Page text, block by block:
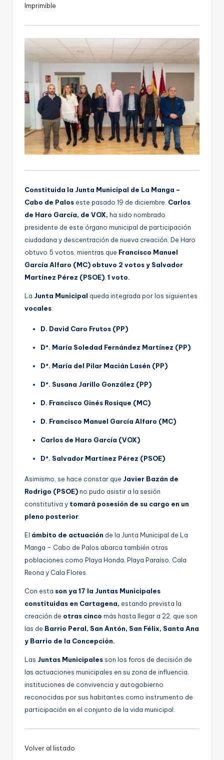
Imprimible
Constituida la Junta Municipal de La Manga –
Cabo de Palos este pasado 19 de diciembre. Carlos
de Haro García, de VOX, ha sido nombrado
presidente de este órgano municipal de participación
ciudadana y descentración de nueva creación. De Haro
obtuvo 5 votos, mientras que Francisco Manuel
García Alfaro (MC) obtuvo 2 votos y Salvador
Martínez Pérez (PSOE) 1 voto.
La Junta Municipal queda integrada por los siguientes
vocales:
D. David Caro Frutos (PP)
Dª. María Soledad Fernández Martínez (PP)
Dª. María del Pilar Macián Lasén (PP)
Dª. Susana Jarillo González (PP)
D. Francisco Ginés Rosique (MC)
D. Francisco Manuel García Alfaro (MC)
Carlos de Haro García (VOX)
Dª. Salvador Martínez Pérez (PSOE)
Asimismo, se hace constar que Javier Bazán de
Rodrigo (PSOE) no pudo asistir a la sesión
constitutiva y tomará posesión de su cargo en un
pleno posterior
El ámbito de actuación de la Junta Municipal de La
Manga – Cabo de Palos abarca también otras
poblaciones como Playa Honda, Playa Paraíso, Cala
Reona y Cala Flores.
Con esta son ya 17 la Juntas Municipales
constituidas en Cartagena, estando prevista la
creación de otras cinco más hasta llegar a 22, que son
las de Barrio Peral, San Antón, San Félix, Santa Ana
y Barrio de la Concepción.
Las Juntas Municipales son los foros de decisión de
las actuaciones municipales en su zona de influencia,
instituciones de convivencia y autogobierno
reconocidas por sus habitantes como instrumento de
participación en el conjunto de la vida municipal.
Volver al listado